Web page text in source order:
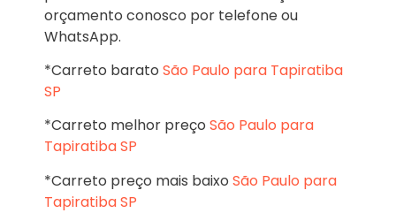
orçamento conosco por telefone ou
WhatsApp.
*Carreto barato São Paulo para Tapiratiba
SP
*Carreto melhor preço São Paulo para
Tapiratiba SP
*Carreto preço mais baixo São Paulo para
Tapiratiba SP